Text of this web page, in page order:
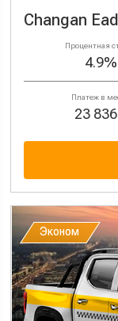
Changan
Процентная
4.9%
Платеж в
23
Эконом
Эконом